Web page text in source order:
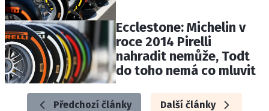
Ecclestone: Michelin v
roce 2014 Pirelli
nahradit nemůže, Todt
do toho nemá co mluvit
Předchozí články Další články